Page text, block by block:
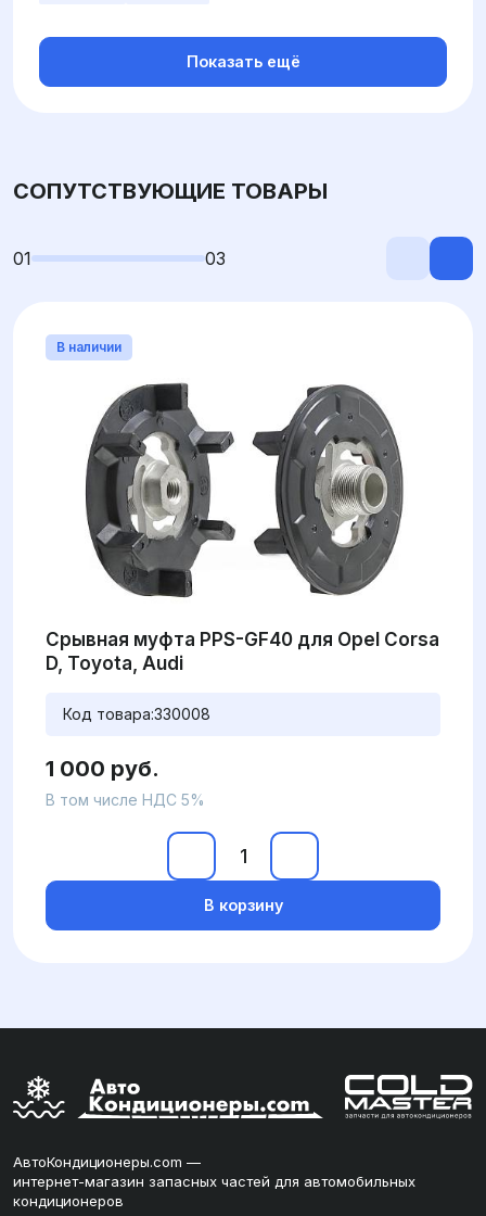
Показать ещё
СОПУТСТВУЮЩИЕ ТОВАРЫ
01 03
В наличии
Срывная муфта PPS-GF40 для Opel Corsa
D, Toyota, Audi
Код товара:330008
1 000 руб.
В том числе НДС 5%
В корзину
АвтоКондиционеры.com —
интернет-магазин запасных частей для автомобильных
кондиционеров